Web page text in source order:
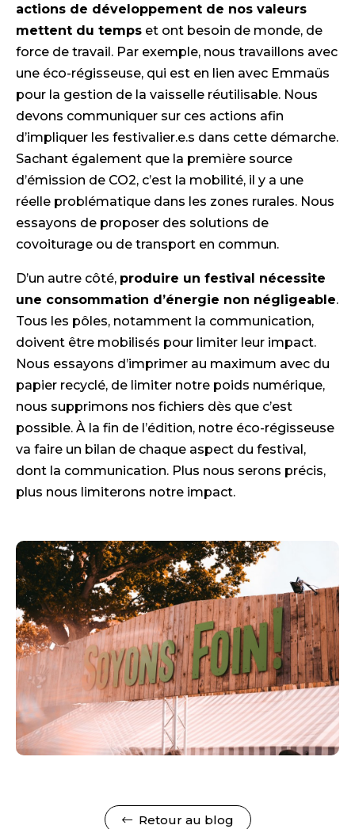
actions de développement de nos valeurs
mettent du temps et ont besoin de monde, de
force de travail. Par exemple, nous travaillons avec
une éco-régisseuse, qui est en lien avec Emmaüs
pour la gestion de la vaisselle réutilisable. Nous
devons communiquer sur ces actions afin
d’impliquer les festivalier.e.s dans cette démarche.
Sachant également que la première source
d’émission de CO2, c’est la mobilité, il y a une
réelle problématique dans les zones rurales. Nous
essayons de proposer des solutions de
covoiturage ou de transport en commun.
D’un autre côté, produire un festival nécessite
une consommation d’énergie non négligeable.
Tous les pôles, notamment la communication,
doivent être mobilisés pour limiter leur impact.
Nous essayons d’imprimer au maximum avec du
papier recyclé, de limiter notre poids numérique,
nous supprimons nos fichiers dès que c’est
possible. À la fin de l’édition, notre éco-régisseuse
va faire un bilan de chaque aspect du festival,
dont la communication. Plus nous serons précis,
plus nous limiterons notre impact.
Retour au blog